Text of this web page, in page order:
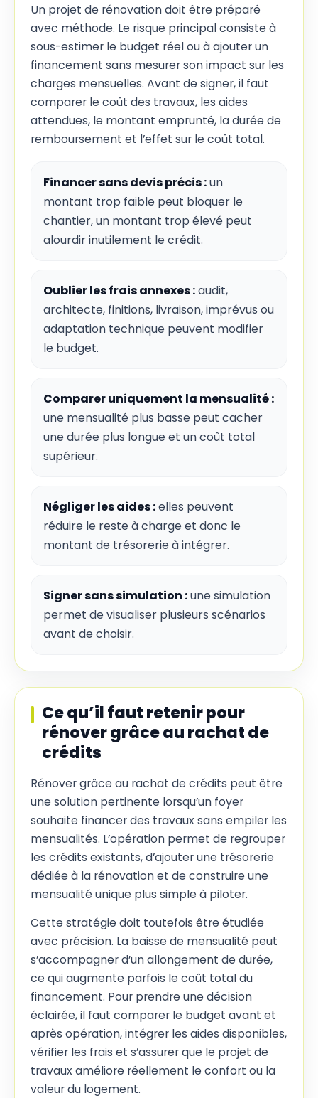
Un projet de rénovation doit être préparé
avec méthode. Le risque principal consiste à
sous-estimer le budget réel ou à ajouter un
financement sans mesurer son impact sur les
charges mensuelles. Avant de signer, il faut
comparer le coût des travaux, les aides
attendues, le montant emprunté, la durée de
remboursement et l’effet sur le coût total.
Financer sans devis précis :un
montant trop faible peut bloquer le
chantier, un montant trop élevé peut
alourdir inutilement le crédit.
Oublier les frais annexes :audit,
architecte, finitions, livraison, imprévus ou
adaptation technique peuvent modifier
le budget.
Comparer uniquement la mensualité :
une mensualité plus basse peut cacher
une durée plus longue et un coût total
supérieur.
Négliger les aides :elles peuvent
réduire le reste à charge et donc le
montant de trésorerie à intégrer.
Signer sans simulation :une simulation
permet de visualiser plusieurs scénarios
avant de choisir.
Ce qu’il faut retenir pour
rénover grâce au rachat de
crédits
Rénover grâce au rachat de crédits peut être
une solution pertinente lorsqu’un foyer
souhaite financer des travaux sans empiler les
mensualités. L’opération permet de regrouper
les crédits existants, d’ajouter une trésorerie
dédiée à la rénovation et de construire une
mensualité unique plus simple à piloter.
Cette stratégie doit toutefois être étudiée
avec précision. La baisse de mensualité peut
s’accompagner d’un allongement de durée,
ce qui augmente parfois le coût total du
financement. Pour prendre une décision
éclairée, il faut comparer le budget avant et
après opération, intégrer les aides disponibles,
vérifier les frais et s’assurer que le projet de
travaux améliore réellement le confort ou la
valeur du logement.